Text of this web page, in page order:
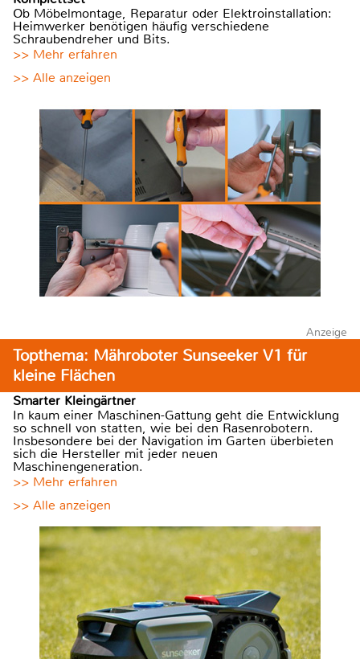
Ob Möbelmontage, Reparatur oder Elektroinstallation:
Heimwerker benötigen häufig verschiedene
Schraubendreher und Bits.
>> Mehr erfahren
>> Alle anzeigen
Anzeige
Topthema: Mähroboter Sunseeker V1 für
kleine Flächen
Smarter Kleingärtner
In kaum einer Maschinen-Gattung geht die Entwicklung
so schnell von statten, wie bei den Rasenrobotern.
Insbesondere bei der Navigation im Garten überbieten
sich die Hersteller mit jeder neuen
Maschinengeneration.
>> Mehr erfahren
>> Alle anzeigen